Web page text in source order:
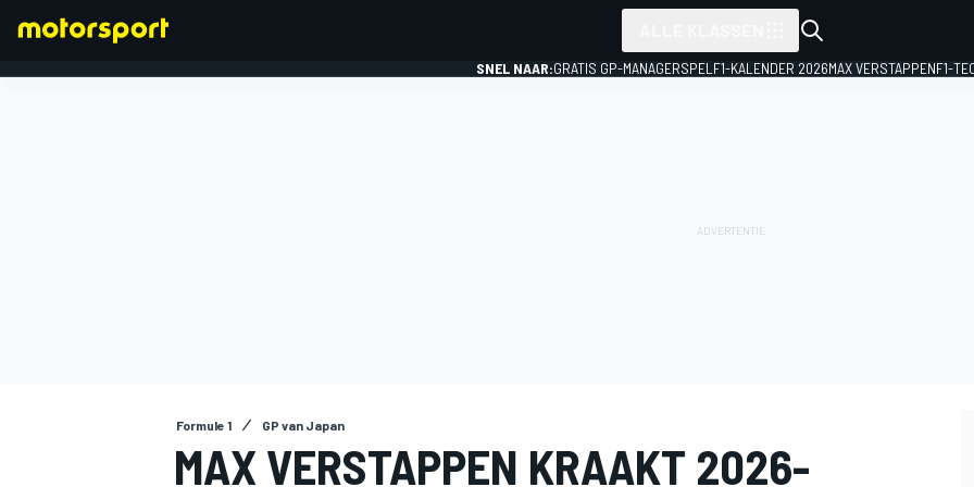
SNEL NAAR:GRATIS GP-MANAGERSPEL F1-KALENDER 2026MAX VERSTAPPENF1-
Formule 1 GP van Japan
MAX VERSTAPPEN KRAAKT 2026-